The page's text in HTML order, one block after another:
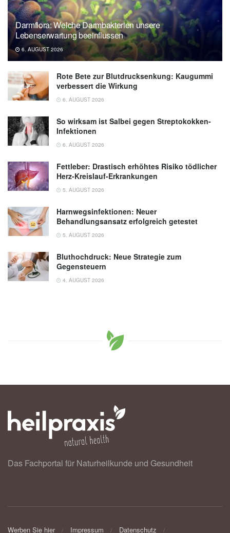
Darmflora: Welche Darmbakterien unsere
Lebenserwartung beeinflussen
6. AUGUST 2026
Rote Bete zur Blutdrucksenkung: Kaugummi
verbessert die Wirkung
6. AUGUST 2026
So wirksam ist Salbei gegen Streptokokken-
Infektionen
6. AUGUST 2026
Fettleber: Drastisch erhöhtes Risiko tödlicher
Herz-Kreislauf-Erkrankungen
5. AUGUST 2026
Harnwegsinfektionen: Neuer
Behandlungsansatz erfolgreich getestet
5. AUGUST 2026
Bluthochdruck: Neue Strategie zum
Gegensteuern
4. AUGUST 2026
Das Fachportal für Naturheilkunde und Gesundheit
Werben Sie hier Impressum Datenschutz